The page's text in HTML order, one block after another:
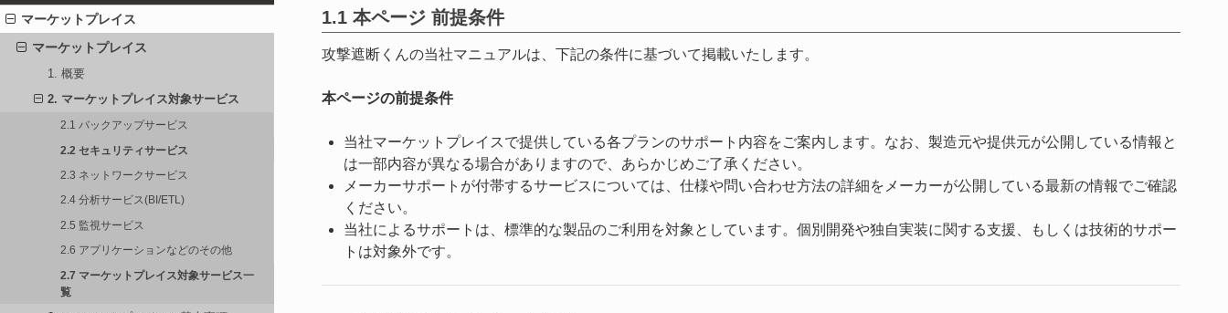
マーケットプレイス
マーケットプレイス
1. 概要
2. マーケットプレイス対象サービス
2.1 バックアップサービス
2.2 セキュリティサービス
2.3 ネットワークサービス
2.4 分析サービス(BI/ETL)
2.5 監視サービス
2.6 アプリケーションなどのその他
2.7 マーケットプレイス対象サービス一
覧
1.1 本ページ 前提条件
攻撃遮断くんの当社マニュアルは、下記の条件に基づいて掲載いたします。
本ページの前提条件
当社マーケットプレイスで提供している各プランのサポート内容をご案内します。なお、製造元や提供元が公開している情報と
は一部内容が異なる場合がありますので、あらかじめご了承ください。
メーカーサポートが付帯するサービスについては、仕様や問い合わせ方法の詳細をメーカーが公開している最新の情報でご確認
ください。
当社によるサポートは、標準的な製品のご利用を対象としています。個別開発や独自実装に関する支援、もしくは技術的サポー
トは対象外です。